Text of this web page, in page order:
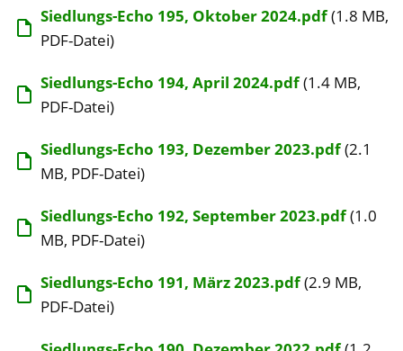
Siedlungs-Echo 195, Oktober 2024.pdf(1.8 MB,
PDF-Datei)
Siedlungs-Echo 194, April 2024.pdf(1.4 MB,
PDF-Datei)
Siedlungs-Echo 193, Dezember 2023.pdf(2.1
MB, PDF-Datei)
Siedlungs-Echo 192, September 2023.pdf(1.0
MB, PDF-Datei)
Siedlungs-Echo 191, März 2023.pdf(2.9 MB,
PDF-Datei)